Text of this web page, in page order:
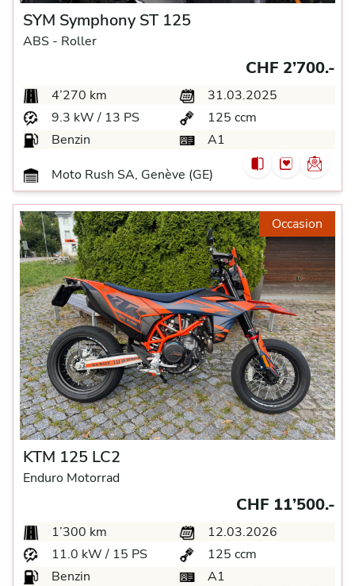
SYM Symphony ST 125
ABS - Roller
CHF 2’700.-
4’270 km
31.03.2025
9.3 kW / 13 PS
125 ccm
Benzin
A1
Moto Rush SA, Genève (GE)
Occasion
KTM 125 LC2
Enduro Motorrad
CHF 11’500.-
1’300 km
12.03.2026
11.0 kW / 15 PS
125 ccm
Benzin
A1